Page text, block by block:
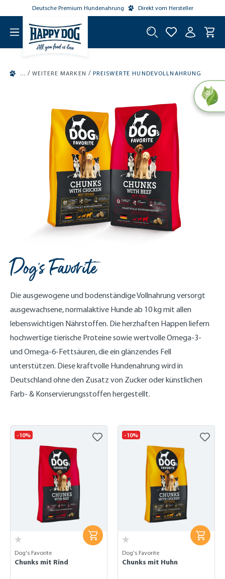
springen
Deutsche Premium Hundenahrung Direkt vom Hersteller
/ WEITERE MARKEN / PREISWERTE HUNDEVOLLNAHRUNG
Dog's Favorite
Die ausgewogene und bodenständige Vollnahrung versorgt
ausgewachsene, normalaktive Hunde ab 10 kg mit allen
lebenswichtigen Nährstoffen. Die herzhaften Happen liefern
hochwertige tierische Proteine sowie wertvolle Omega-3-
und Omega-6-Fettsäuren, die ein glänzendes Fell
unterstützen. Diese kraftvolle Hundenahrung wird in
Deutschland ohne den Zusatz von Zucker oder künstlichen
Farb- & Konservierungsstoffen hergestellt.
-10%
Dog's Favorite
Chunks mit Rind
-10%
Dog's Favorite
Chunks mit Huhn